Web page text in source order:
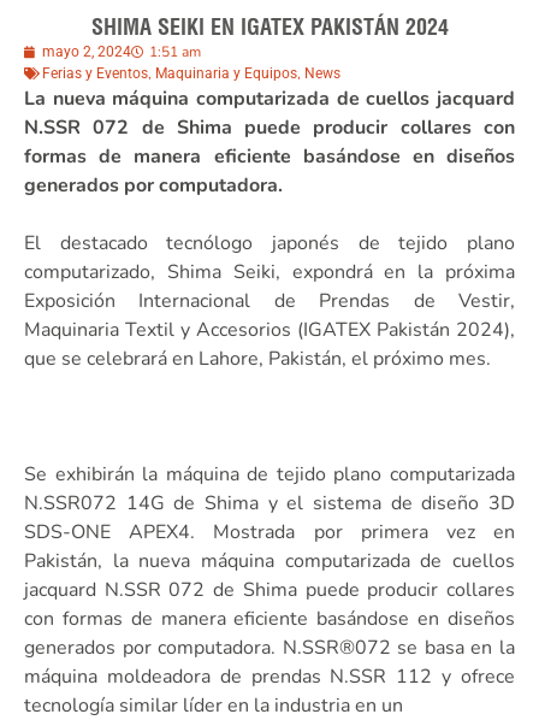
SHIMA SEIKI EN IGATEX PAKISTÁN 2024
mayo 2, 2024 1:51 am
Ferias y Eventos, Maquinaria y Equipos, News
La nueva máquina computarizada de cuellos jacquard
N.SSR 072 de Shima puede producir collares con
formas de manera eficiente basándose en diseños
generados por computadora.
El destacado tecnólogo japonés de tejido plano
computarizado, Shima Seiki, expondrá en la próxima
Exposición Internacional de Prendas de Vestir,
Maquinaria Textil y Accesorios (IGATEX Pakistán 2024),
que se celebrará en Lahore, Pakistán, el próximo mes.
Se exhibirán la máquina de tejido plano computarizada
N.SSR072 14G de Shima y el sistema de diseño 3D
SDS-ONE APEX4. Mostrada por primera vez en
Pakistán, la nueva máquina computarizada de cuellos
jacquard N.SSR 072 de Shima puede producir collares
con formas de manera eficiente basándose en diseños
generados por computadora. N.SSR®072 se basa en la
máquina moldeadora de prendas N.SSR 112 y ofrece
tecnología similar líder en la industria en un